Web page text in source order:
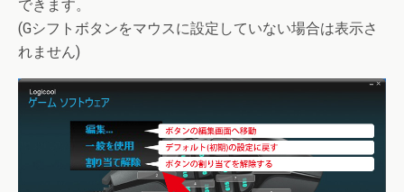
できます。
(Gシフトボタンをマウスに設定していない場合は表示さ
れません)